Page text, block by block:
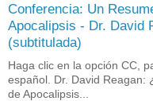
Conferencia: Un
Apocalipsis - Dr. David
(subtitulada)
Haga clic en la opción CC,
español. Dr. David Reagan:
de Apocalipsis...